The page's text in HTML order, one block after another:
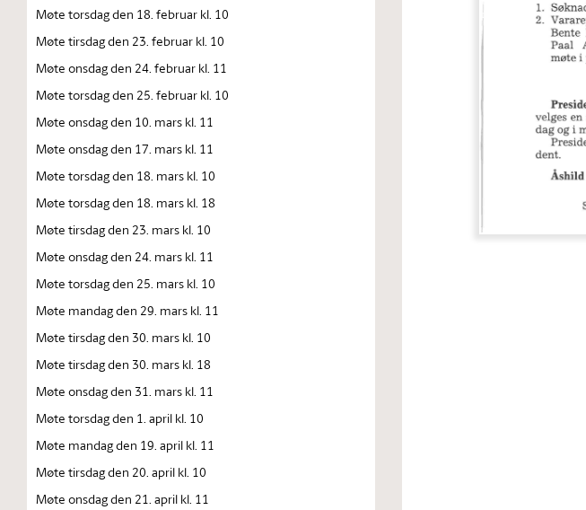
Møte torsdag den 18. februar kl. 10
Møte tirsdag den 23. februar kl. 10
Møte onsdag den 24. februar kl. 11
Møte torsdag den 25. februar kl. 10
Møte onsdag den 10. mars kl. 11
Møte onsdag den 17. mars kl. 11
Møte torsdag den 18. mars kl. 10
Møte torsdag den 18. mars kl. 18
Møte tirsdag den 23. mars kl. 10
Møte onsdag den 24. mars kl. 11
Møte torsdag den 25. mars kl. 10
Møte mandag den 29. mars kl. 11
Møte tirsdag den 30. mars kl. 10
Møte tirsdag den 30. mars kl. 18
Møte onsdag den 31. mars kl. 11
Møte torsdag den 1. april kl. 10
Møte mandag den 19. april kl. 11
Møte tirsdag den 20. april kl. 10
Møte onsdag den 21. april kl. 11